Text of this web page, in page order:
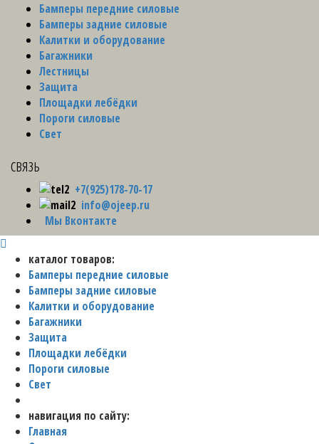
Бамперы передние силовые
Бамперы задние силовые
Калитки и оборудование
Багажники
Лестницы
Защита
Площадки лебёдки
Пороги силовые
Свет
связь
+7(925)178-70-17
info@ojeep.ru
Мы Вконтакте
каталог товаров:
Бамперы передние силовые
Бамперы задние силовые
Калитки и оборудование
Багажники
Защита
Площадки лебёдки
Пороги силовые
Свет
навигация по сайту:
Главная